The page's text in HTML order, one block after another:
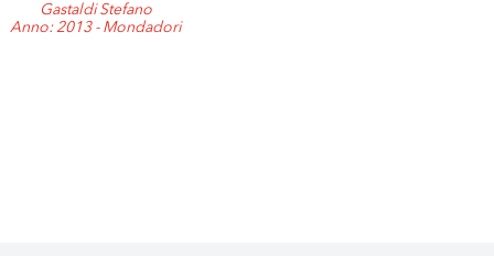
Gastaldi Stefano
Anno: 2013 - Mondadori